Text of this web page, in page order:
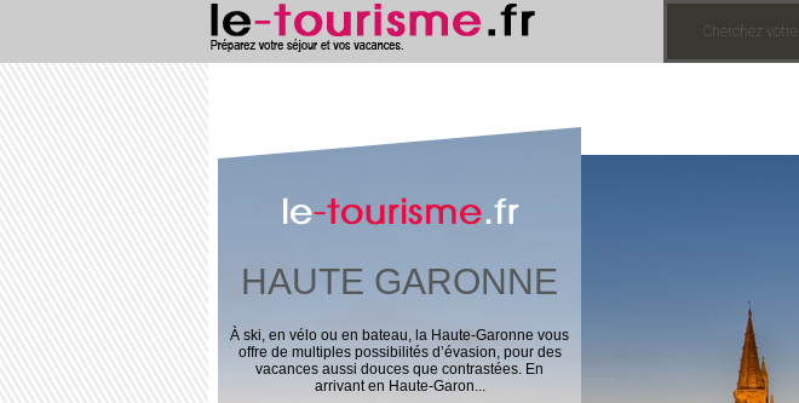
le-tourisme.fr
HAUTE GARONNE
À ski, en vélo ou en bateau, la Haute-Garonne vous
offre de multiples possibilités d’évasion, pour des
vacances aussi douces que contrastées. En
arrivant en Haute-Garon...